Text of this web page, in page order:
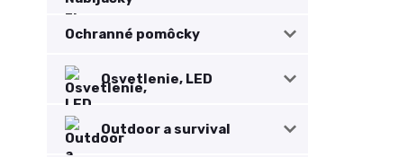
Ochranné pomôcky
Osvetlenie, LED
Outdoor a survival